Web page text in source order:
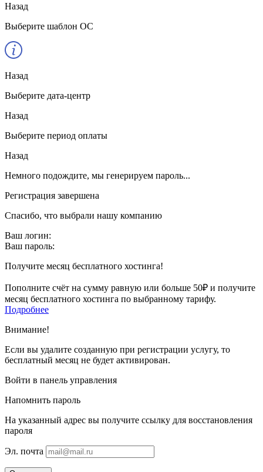
Назад
Выберите шаблон ОС
Назад
Выберите дата-центр
Назад
Выберите период оплаты
Назад
Немного подождите, мы генерируем пароль...
Регистрация завершена
Спасибо, что выбрали нашу компанию
Ваш логин:
Ваш пароль:
Получите месяц бесплатного хостинга!
Пополните счёт на сумму равную или больше 50₽ и получите
месяц бесплатного хостинга по выбранному тарифу.
Подробнее
Внимание!
Если вы удалите созданную при регистрации услугу, то
бесплатный месяц не будет активирован.
Войти в панель управления
Напомнить пароль
На указанный адрес вы получите ссылку для восстановления
пароля
Эл. почта